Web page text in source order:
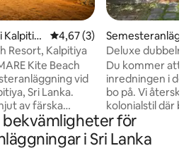
Kalpitiy
4,67 av 5 i genomsnittligt
4,67 (3)
Resort, Kalpitiya
Kite Beach
vid
Sri Lanka.
av färska
slappna av i våra
av naturen.
i
Deluxe
Mirissa
Du kommer att
inredningen i
bo på. Vi
kolonialstil där
komfort och
fullt utrustat
och
bekvämligheter för
i Sri Lanka